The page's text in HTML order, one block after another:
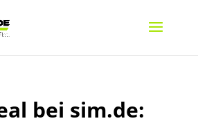
bei sim.de: